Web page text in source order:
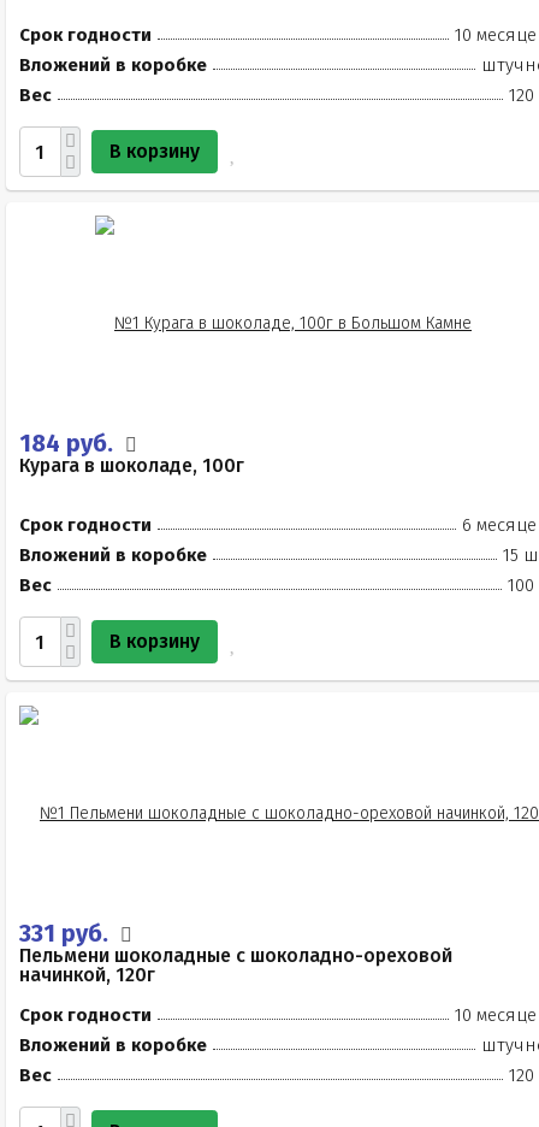
Срок годности
10
Вложений в коробке
Вес
120
В корзину
184 руб.
Курага в шоколаде, 100г
Срок годности
6
Вложений в коробке
15
Вес
100
В корзину
331 руб.
Пельмени шоколадные с шоколадно-ореховой
начинкой, 120г
Срок годности
10
Вложений в коробке
Вес
120